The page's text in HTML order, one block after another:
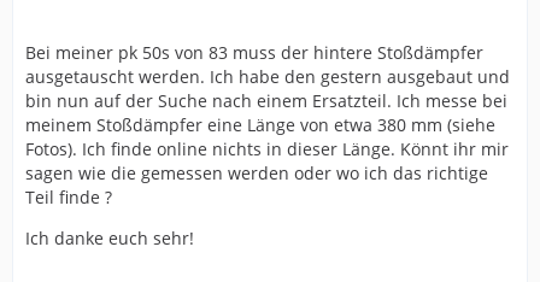
Bei meiner pk 50s von 83 muss der hintere Stoßdämpfer
ausgetauscht werden. Ich habe den gestern ausgebaut und
bin nun auf der Suche nach einem Ersatzteil. Ich messe bei
meinem Stoßdämpfer eine Länge von etwa 380 mm (siehe
Fotos). Ich finde online nichts in dieser Länge. Könnt ihr mir
sagen wie die gemessen werden oder wo ich das richtige
Teil finde ?
Ich danke euch sehr!